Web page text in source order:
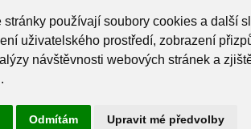
stránky používají soubory cookies a další
uživatelského prostředí, zobrazení
návštěvnosti webových stránek a
Odmítám Upravit mé předvolby